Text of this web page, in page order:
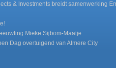
& Investments breidt samenwerking
Mieke Sijbom-Maatje
Dag overtuigend van Almere City